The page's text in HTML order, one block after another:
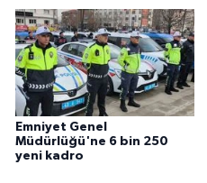
Emniyet Genel
Müdürlüğü'ne 6 bin 250
yeni kadro